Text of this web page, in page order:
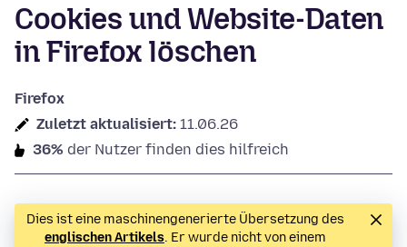
Cookies und Website-Daten
in Firefox löschen
Firefox
Zuletzt aktualisiert: 11.06.26
36% der Nutzer finden dies hilfreich
Dies ist eine maschinengenerierte Übersetzung des
englischen Artikels. Er wurde nicht von einem